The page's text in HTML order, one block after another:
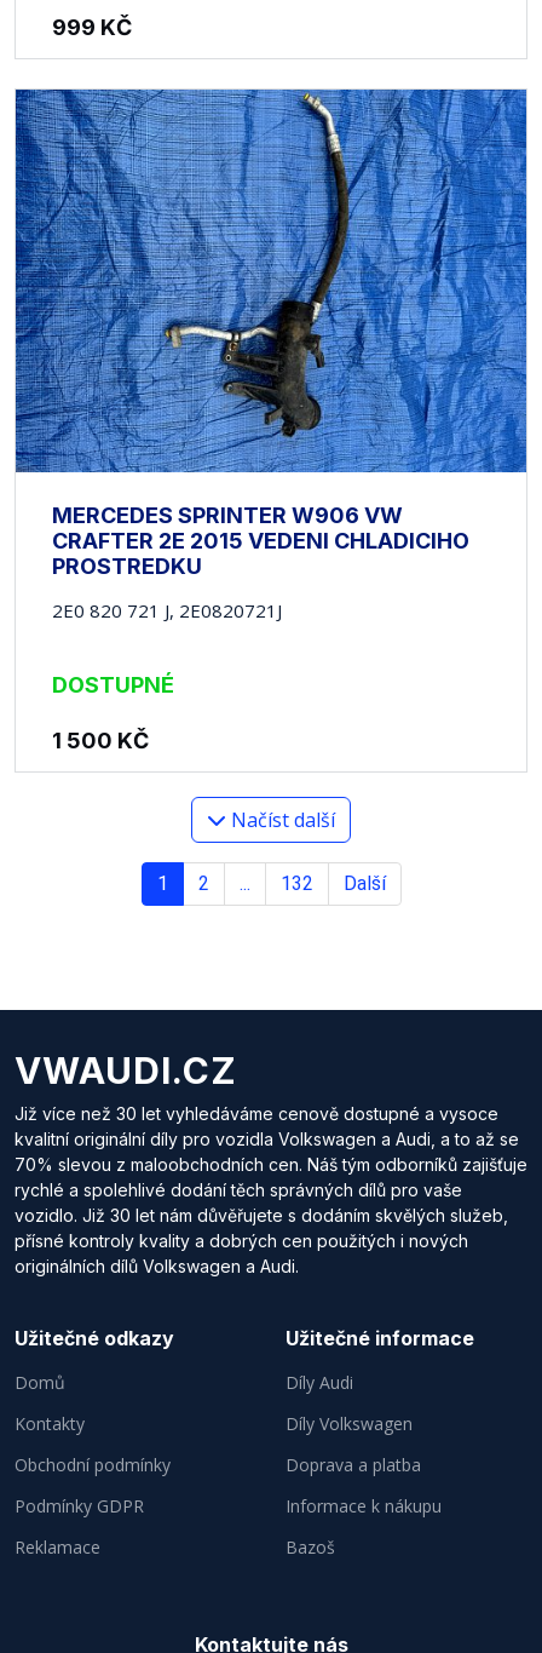
999 KČ
MERCEDES SPRINTER W906 VW
CRAFTER 2E 2015 VEDENI CHLADICIHO
PROSTREDKU
2E0 820 721 J, 2E0820721J
DOSTUPNÉ
1 500 KČ
Načíst další
1 2 ... 132 Další
VWAUDI.CZ
Již více než 30 let vyhledáváme cenově dostupné a vysoce
kvalitní originální díly pro vozidla Volkswagen a Audi, a to až se
70% slevou z maloobchodních cen. Náš tým odborníků zajišťuje
rychlé a spolehlivé dodání těch správných dílů pro vaše
vozidlo. Již 30 let nám důvěřujete s dodáním skvělých služeb,
přísné kontroly kvality a dobrých cen použitých i nových
originálních dílů Volkswagen a Audi.
Užitečné odkazy
Domů
Kontakty
Obchodní podmínky
Podmínky GDPR
Reklamace
Užitečné informace
Díly Audi
Díly Volkswagen
Doprava a platba
Informace k nákupu
Bazoš
Kontaktujte nás